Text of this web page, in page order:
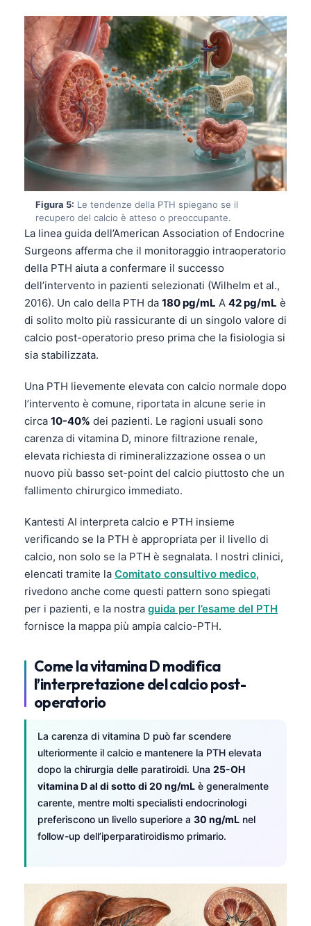
Figura 5: Le tendenze della PTH spiegano se il
recupero del calcio è atteso o preoccupante.
La linea guida dell’American Association of Endocrine
Surgeons afferma che il monitoraggio intraoperatorio
della PTH aiuta a confermare il successo
dell’intervento in pazienti selezionati (Wilhelm et al.,
2016). Un calo della PTH da 180 pg/mL A 42 pg/mL è
di solito molto più rassicurante di un singolo valore di
calcio post-operatorio preso prima che la fisiologia si
sia stabilizzata.
Una PTH lievemente elevata con calcio normale dopo
l’intervento è comune, riportata in alcune serie in
circa 10-40% dei pazienti. Le ragioni usuali sono
carenza di vitamina D, minore filtrazione renale,
elevata richiesta di rimineralizzazione ossea o un
nuovo più basso set-point del calcio piuttosto che un
fallimento chirurgico immediato.
Kantesti AI interpreta calcio e PTH insieme
verificando se la PTH è appropriata per il livello di
calcio, non solo se la PTH è segnalata. I nostri clinici,
elencati tramite la Comitato consultivo medico,
rivedono anche come questi pattern sono spiegati
per i pazienti, e la nostra guida per l’esame del PTH
fornisce la mappa più ampia calcio-PTH.
Come la vitamina D modifica
l’interpretazione del calcio post-
operatorio
La carenza di vitamina D può far scendere
ulteriormente il calcio e mantenere la PTH elevata
dopo la chirurgia delle paratiroidi. Una 25-OH
vitamina D al di sotto di 20 ng/mL è generalmente
carente, mentre molti specialisti endocrinologi
preferiscono un livello superiore a 30 ng/mL nel
follow-up dell’iperparatiroidismo primario.
Occitan
العربية المغربية
Монгол
ພາສາລາວ
Basa Jawa
Cebuano
ئۇيغۇرچە
Татар теле
Беларуская мова
Esperanto
Ślōnskŏ gŏdka
Norsk bokmål